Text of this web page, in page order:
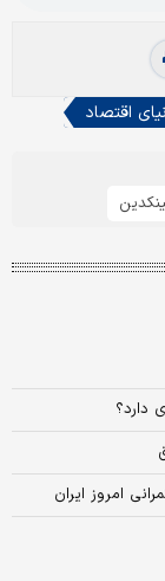
اقتصاد
دارد؟
امروز ایران